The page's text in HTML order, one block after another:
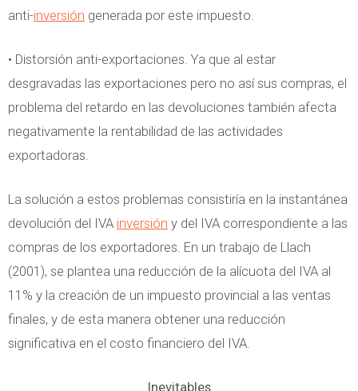
anti-inversión generada por este impuesto.
• Distorsión anti-exportaciones. Ya que al estar
desgravadas las exportaciones pero no así sus compras, el
problema del retardo en las devoluciones también afecta
negativamente la rentabilidad de las actividades
exportadoras.
La solución a estos problemas consistiría en la instantánea
devolución del IVA inversión y del IVA correspondiente a las
compras de los exportadores. En un trabajo de Llach
(2001), se plantea una reducción de la alícuota del IVA al
11% y la creación de un impuesto provincial a las ventas
finales, y de esta manera obtener una reducción
significativa en el costo financiero del IVA.
Inevitables